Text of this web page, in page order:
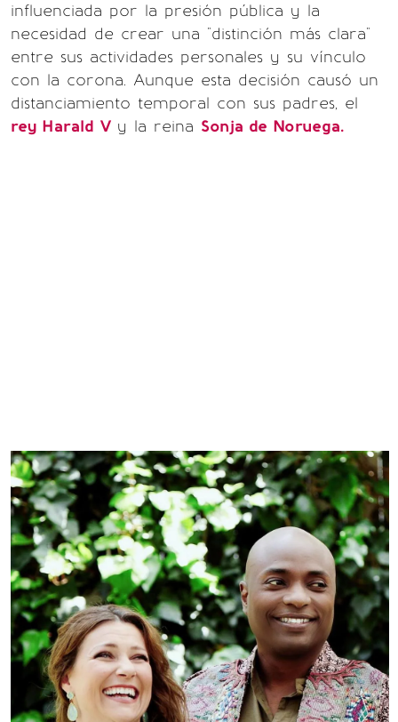
influenciada por la presión pública y la
necesidad de crear una "distinción más clara"
entre sus actividades personales y su vínculo
con la corona. Aunque esta decisión causó un
distanciamiento temporal con sus padres, el
rey Harald V y la reina Sonja de Noruega.